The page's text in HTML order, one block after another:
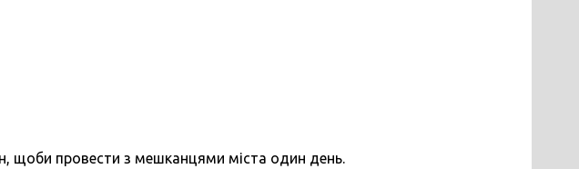
щоби провести з мешканцями міста один день.